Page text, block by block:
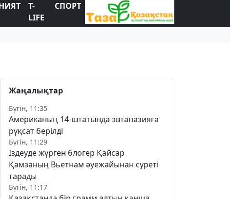
T-
LIFE
СПОРТ
Жаңалықтар
Бүгін, 11:35
Американың 14-штатында эвтаназияға
рұқсат берілді
Бүгін, 11:29
Іздеуде жүрген блогер Қайсар
Қамзаның Вьетнам әуежайынан суреті
тарады
Бүгін, 11:17